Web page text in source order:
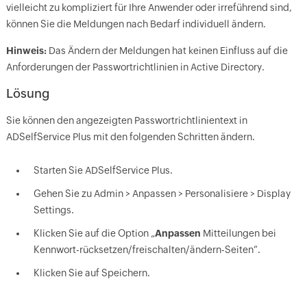
vielleicht zu kompliziert für Ihre Anwender oder irreführend sind,
können Sie die Meldungen nach Bedarf individuell ändern.
Hinweis:Das Ändern der Meldungen hat keinen Einfluss auf die
Anforderungen der Passwortrichtlinien in Active Directory.
Lösung
Sie können den angezeigten Passwortrichtlinientext in
ADSelfService Plus mit den folgenden Schritten ändern.
Starten Sie ADSelfService Plus.
Gehen Sie zu Admin > Anpassen > Personalisiere > Display
Settings.
Klicken Sie auf die Option „Anpassen Mitteilungen bei
Kennwort-rücksetzen/freischalten/ändern-Seiten“.
Klicken Sie auf Speichern.